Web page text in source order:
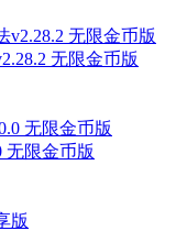
无限金币版
无限金币版